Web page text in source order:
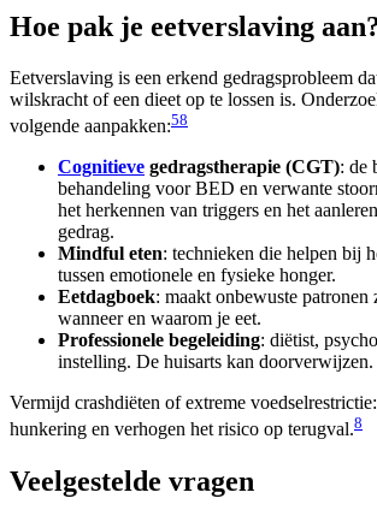
Hoe pak je eetverslaving
Eetverslaving is een erkend gedragsprobleem
wilskracht of een dieet op te lossen is.
volgende aanpakken:58
Cognitieve gedragstherapie (CGT): de
behandeling voor BED en verwante
het herkennen van triggers en het
gedrag.
Mindful eten: technieken die helpen bij
tussen emotionele en fysieke honger.
Eetdagboek: maakt onbewuste
wanneer en waarom je eet.
Professionele begeleiding: diëtist,
instelling. De huisarts kan doorverwijzen.
Vermijd crashdiëten of extreme
hunkering en verhogen het risico op terugval.8
Veelgestelde vragen